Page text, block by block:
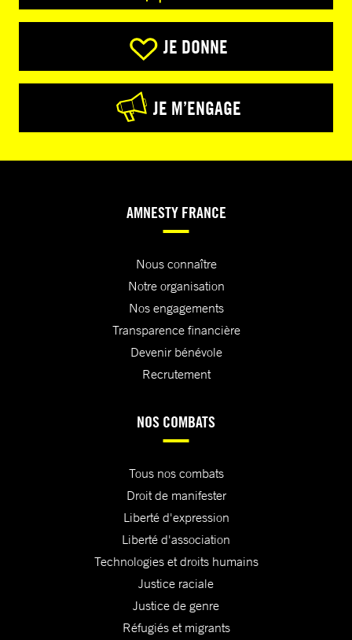
JE DONNE
JE M’ENGAGE
AMNESTY FRANCE
Nous connaître
Notre organisation
Nos engagements
Transparence financière
Devenir bénévole
Recrutement
NOS COMBATS
Tous nos combats
Droit de manifester
Liberté d'expression
Liberté d'association
Technologies et droits humains
Justice raciale
Justice de genre
Réfugiés et migrants